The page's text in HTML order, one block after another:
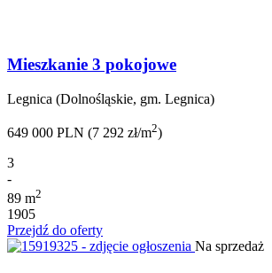
Mieszkanie 3 pokojowe
Legnica (Dolnośląskie, gm. Legnica)
649 000 PLN (7 292 zł/m2)
3
-
89 m2
1905
Przejdź do oferty
Na sprzedaż